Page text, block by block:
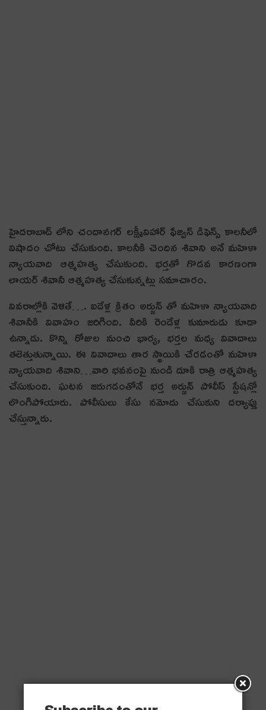
హైదరాబాద్ లోని చందానగర్ లక్ష్మీవిహార్ ఫేజ్వన్ డిఫెన్స్ కాలనీలో
విషాదం చోటు చేసుకుంది. కాలనీకి చెందిన శివాని అనే మహిళా
న్యాయవాది ఆత్మహత్య చేసుకుంది. భర్తతో గొడవ కారణంగా
లాయ‌ర్ శివానీ ఆత్మహత్య చేసుకున్న‌ట్లు స‌మాచారం.
వివ‌రాల్లోకి వెళితే…. ఐదేళ్ల క్రితం అర్జున్ తో మహిళా న్యాయవాది
శివానీకి వివాహం జ‌రిగింది. వీరికి రెండేళ్ల కుమారుడు కూడా
ఉన్నాడు. కొన్ని రోజుల నుంచి భార్య, భర్తల మధ్య వివాదాలు
త‌లెత్తుతున్నాయి. ఈ వివాదాలు తార స్థాయికి చేర‌డంతో మహిళా
న్యాయవాది శివాని…వారి భవనంపై నుండి దూకి రాత్రి ఆత్మహత్య
చేసుకుంది. ఘ‌ట‌న జ‌రుగ‌డంతోనే భర్త అర్జున్ పోలీస్ స్టేషన్లో
లొంగిపోయారు. పోలీసులు కేసు న‌మోదు చేసుకుని ద‌ర్యాప్తు
చేస్తున్నారు.